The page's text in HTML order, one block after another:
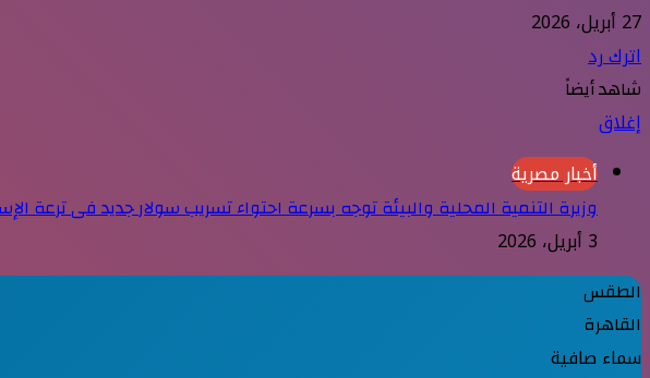
27 أبريل، 2026
اترك رد
شاهد أيضاً
إغلاق
أخبار مصرية
وزيرة التنمية المحلية والبيئة توجه بسرعة احتواء تسريب سولار جديد فى ترعة
3 أبريل، 2026
الطقس
القاهرة
سماء صافية